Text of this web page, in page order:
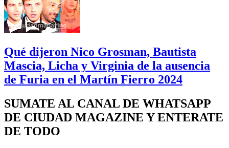
Qué dijeron Nico Grosman, Bautista
Mascia, Licha y Virginia de la ausencia
de Furia en el Martín Fierro 2024
SUMATE AL CANAL DE WHATSAPP
DE CIUDAD MAGAZINE Y ENTERATE
DE TODO